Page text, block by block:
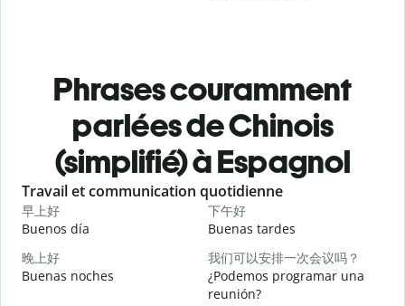
Phrases couramment
parlées de Chinois
(simplifié) à Espagnol
Slide 1 of 6
Travail et communication quotidienne
早上好
Buenos día
下午好
Buenas tardes
晚上好
Buenas noches
我们可以安排一次会议吗？
¿Podemos programar una
reunión?